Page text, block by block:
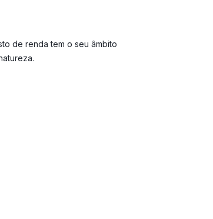
de renda tem o seu âmbito